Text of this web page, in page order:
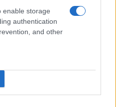
enable storage
authentication
and other
dalle competizioni
delle partite, le
in tempo reale di tutte
gli appassionati di